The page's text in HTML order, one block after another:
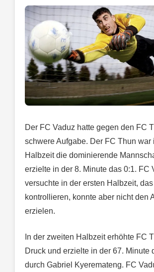
Der FC Vaduz hatte gegen den FC
schwere Aufgabe. Der FC Thun war
Halbzeit die dominierende
erzielte in der 8. Minute das 0:1. FC
versuchte in der ersten Halbzeit,
kontrollieren, konnte aber nicht den
erzielen.
In der zweiten Halbzeit erhöhte FC
Druck und erzielte in der 67. Minute
durch Gabriel Kyeremateng. FC